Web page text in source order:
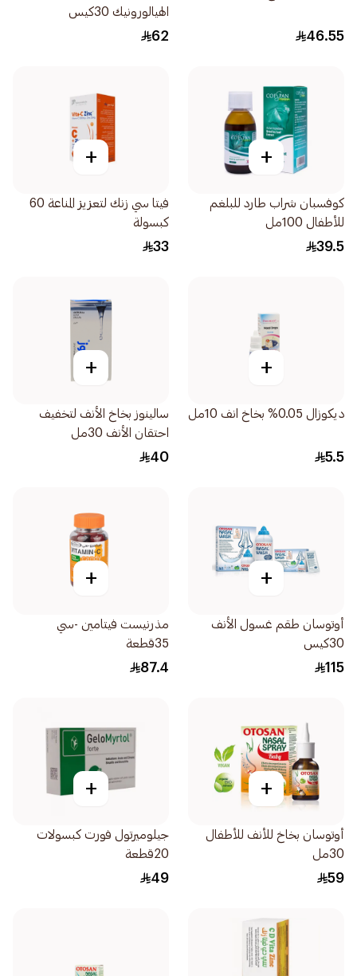
46.55
الهيالورونيك 30كيس
62
+
كوفسبان شراب طارد للبلغم
للأطفال 100مل
39.5
+
فيتا سي زنك لتعزيز المناعة 60
كبسولة
33
+
ديكوزال 0.05% بخاخ انف 10مل
5.5
+
سالينوز بخاخ الأنف لتخفيف
احتقان الأنف 30مل
40
+
أوتوسان طقم غسول الأنف
30كيس
115
+
مذرنيست فيتامين -سي
35قطعة
87.4
+
أوتوسان بخاخ للأنف للأطفال
30مل
59
+
جيلوميرتول فورت كبسولات
20قطعة
49